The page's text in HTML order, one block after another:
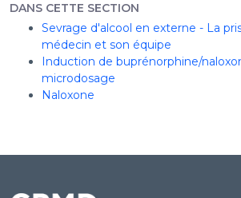
DANS CETTE SECTION
Sevrage d'alcool en externe - La
médecin et son équipe
Induction de buprénorphine/
microdosage
Naloxone